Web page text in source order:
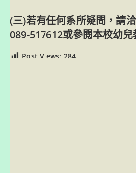
(三)若有任何系所疑問，請
089-517612或參閱本校幼
Post Views: 284